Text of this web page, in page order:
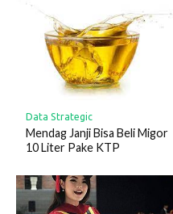
Data Strategic
Mendag Janji Bisa Beli Migor
10 Liter Pake KTP